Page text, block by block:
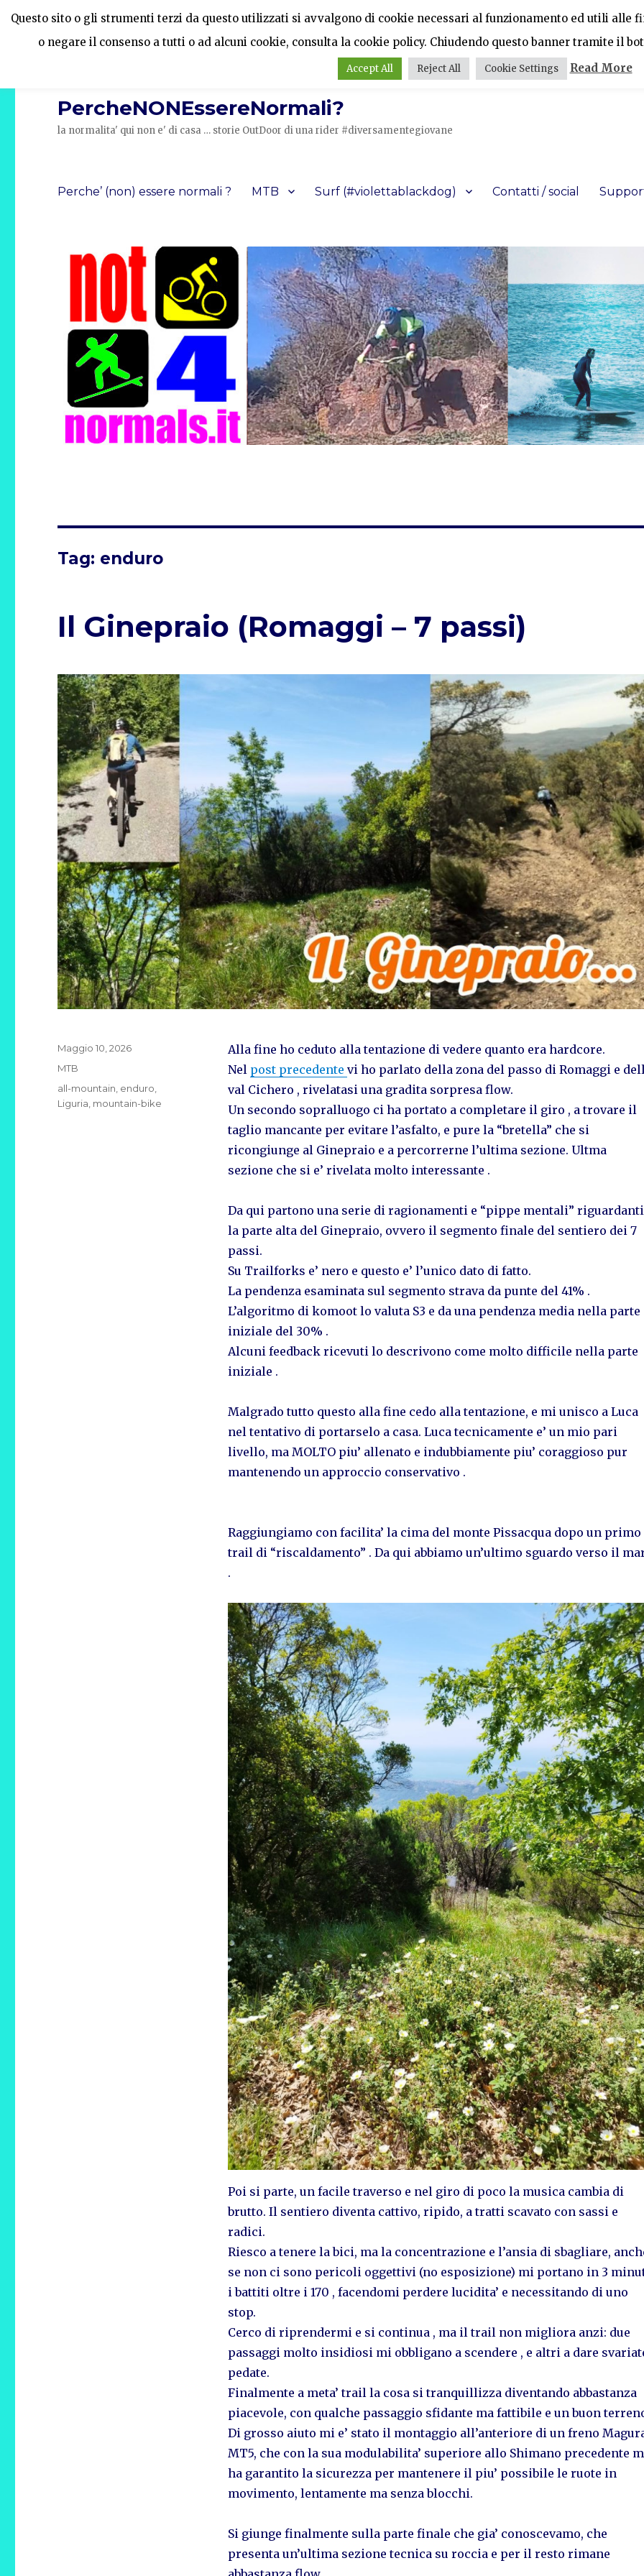
PercheNONEssereNormali?
la normalita' qui non e' di casa … storie OutDoor di una rider #diversamentegiovane
Perche’ (non) essere normali ? MTB Surf (#violettablackdog) Contatti / social
Tag: enduro
Il Ginepraio (Romaggi – 7 passi)
Alla fine ho ceduto alla tentazione di vedere quanto era hardcore.
Nel post precedente vi ho parlato della zona del passo di Romaggi e
val Cichero , rivelatasi una gradita sorpresa flow.
Un secondo sopralluogo ci ha portato a completare il giro , a trovare il
taglio mancante per evitare l’asfalto, e pure la “bretella” che si
ricongiunge al Ginepraio e a percorrerne l’ultima sezione. Ultma
sezione che si e’ rivelata molto interessante .
Da qui partono una serie di ragionamenti e “pippe mentali” riguardanti
la parte alta del Ginepraio, ovvero il segmento finale del sentiero dei 7
passi.
Su Trailforks e’ nero e questo e’ l’unico dato di fatto.
La pendenza esaminata sul segmento strava da punte del 41% .
L’algoritmo di komoot lo valuta S3 e da una pendenza media nella parte
iniziale del 30% .
Alcuni feedback ricevuti lo descrivono come molto difficile nella parte
iniziale .
Malgrado tutto questo alla fine cedo alla tentazione, e mi unisco a Luca
nel tentativo di portarselo a casa. Luca tecnicamente e’ un mio pari
livello, ma MOLTO piu’ allenato e indubbiamente piu’ coraggioso pur
mantenendo un approccio conservativo .
Raggiungiamo con facilita’ la cima del monte Pissacqua dopo un primo
trail di “riscaldamento” . Da qui abbiamo un’ultimo sguardo verso il
.
Poi si parte, un facile traverso e nel giro di poco la musica cambia di
brutto. Il sentiero diventa cattivo, ripido, a tratti scavato con sassi e
radici.
Riesco a tenere la bici, ma la concentrazione e l’ansia di sbagliare,
se non ci sono pericoli oggettivi (no esposizione) mi portano in 3
i battiti oltre i 170 , facendomi perdere lucidita’ e necessitando di uno
stop.
Cerco di riprendermi e si continua , ma il trail non migliora anzi: due
passaggi molto insidiosi mi obbligano a scendere , e altri a dare
pedate.
Finalmente a meta’ trail la cosa si tranquillizza diventando abbastanza
piacevole, con qualche passaggio sfidante ma fattibile e un buon
Di grosso aiuto mi e’ stato il montaggio all’anteriore di un freno
MT5, che con la sua modulabilita’ superiore allo Shimano precedente
ha garantito la sicurezza per mantenere il piu’ possibile le ruote in
movimento, lentamente ma senza blocchi.
Si giunge finalmente sulla parte finale che gia’ conoscevamo, che
presenta un’ultima sezione tecnica su roccia e per il resto rimane
Pubblicato
il
Maggio 10, 2026
Categorie
MTB
Tag
all-mountain, enduro,
Liguria, mountain-bike
Questo sito o gli strumenti terzi da questo utilizzati si avvalgono di cookie necessari al funzionamento ed utili alle
o negare il consenso a tutti o ad alcuni cookie, consulta la cookie policy. Chiudendo questo banner tramite il
Accept All Reject All Cookie Settings Read More